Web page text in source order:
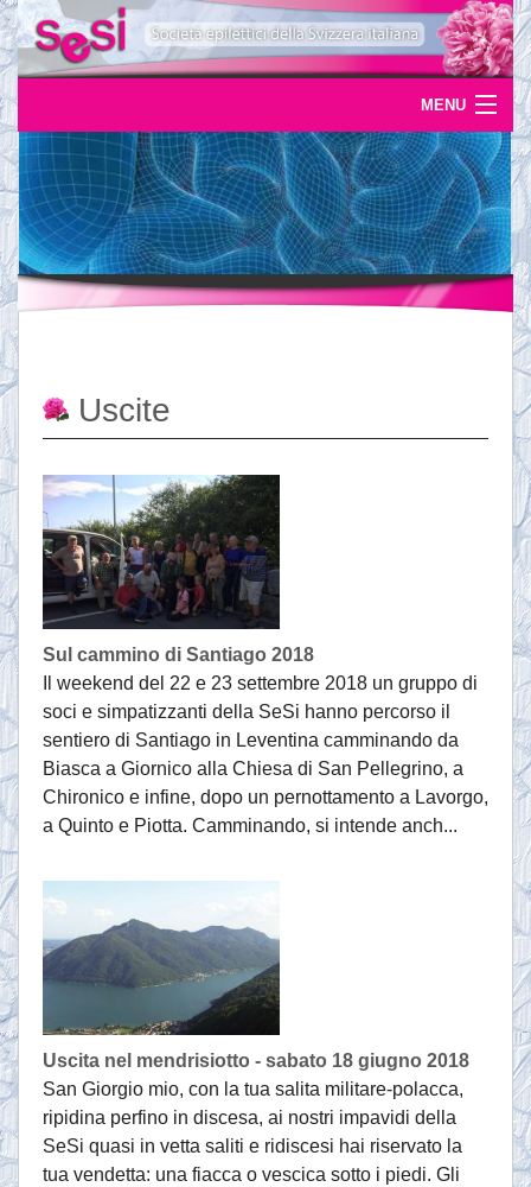
MENU
Home
Uscite
Eventi
News
Servizi
Documentazione
Ordinazioni
Uscite
Sul cammino di Santiago 2018
Il weekend del 22 e 23 settembre 2018 un gruppo di
soci e simpatizzanti della SeSi hanno percorso il
sentiero di Santiago in Leventina camminando da
Biasca a Giornico alla Chiesa di San Pellegrino, a
Chironico e infine, dopo un pernottamento a Lavorgo,
a Quinto e Piotta. Camminando, si intende anch...
Uscita nel mendrisiotto - sabato 18 giugno 2018
San Giorgio mio, con la tua salita militare-polacca,
ripidina perfino in discesa, ai nostri impavidi della
SeSi quasi in vetta saliti e ridiscesi hai riservato la
tua vendetta: una fiacca o vescica sotto i piedi. Gli